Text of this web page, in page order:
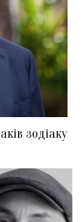
зодіаку